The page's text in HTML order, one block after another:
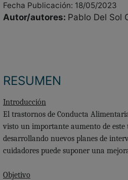
Fecha Publicación: 18/05/2023
Autor/autores: Pablo Del Sol
RESUMEN
Introducción
El trastornos de Conducta
visto un importante aumento de este
desarrollando nuevos planes de
cuidadores puede suponer una
Objetivo